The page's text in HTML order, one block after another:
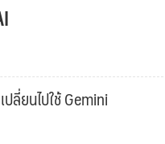
ลี่ยนไปใช้ Gemini